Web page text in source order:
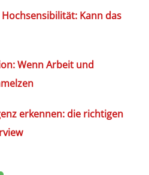
Kann das
Wenn Arbeit und
erkennen: die richtigen